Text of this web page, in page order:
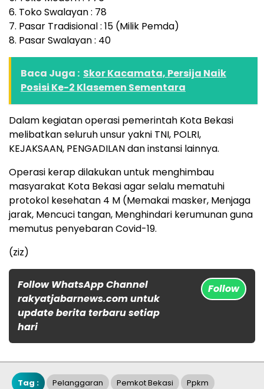
6. Toko Swalayan : 78
7. Pasar Tradisional : 15 (Milik Pemda)
8. Pasar Swalayan : 40
Baca Juga : Skor Kacamata, Persija Naik
Posisi Ke-2 Klasemen Sementara
Dalam kegiatan operasi pemerintah Kota Bekasi
melibatkan seluruh unsur yakni TNI, POLRI,
KEJAKSAAN, PENGADILAN dan instansi lainnya.
Operasi kerap dilakukan untuk menghimbau
masyarakat Kota Bekasi agar selalu mematuhi
protokol kesehatan 4 M (Memakai masker, Menjaga
jarak, Mencuci tangan, Menghindari kerumunan guna
memutus penyebaran Covid-19.
(ziz)
Follow WhatsApp Channel
rakyatjabarnews.com untuk
update berita terbaru setiap
hari
Follow
Tag : Pelanggaran Pemkot Bekasi Ppkm